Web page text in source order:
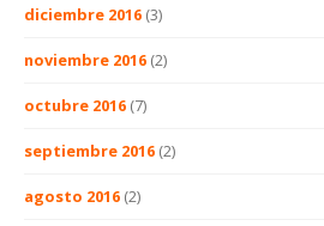
diciembre 2016 (3)
noviembre 2016 (2)
octubre 2016 (7)
septiembre 2016 (2)
agosto 2016 (2)